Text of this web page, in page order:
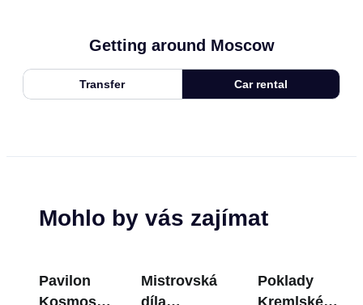
Getting around Moscow
Transfer Car rental
Mohlo by vás zajímat
Pavilon
Kosmos
Mistrovská
díla
Poklady
Kremlské